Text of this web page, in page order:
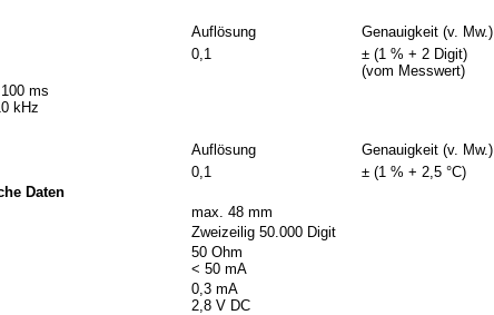
Auflösung
Genauigkeit (v. Mw.)
0,1
± (1 % + 2 Digit)
(vom Messwert)
ms
kHz
Auflösung
Genauigkeit (v. Mw.)
0,1
± (1 % + 2,5 °C)
Daten
max. 48 mm
Zweizeilig 50.000 Digit
50 Ohm
< 50 mA
0,3 mA
2,8 V DC